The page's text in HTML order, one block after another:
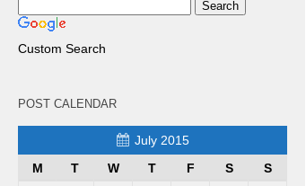
Custom Search
POST CALENDAR
July 2015
M
T W T F S
S